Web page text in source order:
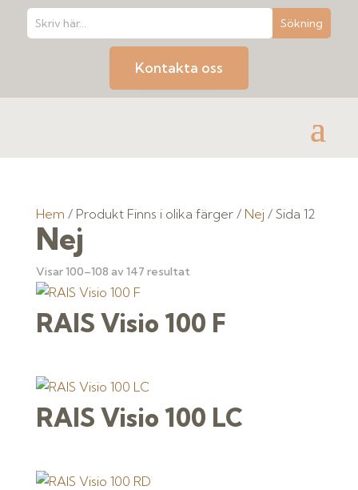
Kontakta oss
Hem / Produkt Finns i olika färger / Nej / Sida 12
Nej
Visar 100–108 av 147 resultat
RAIS Visio 100 F
RAIS Visio 100 LC